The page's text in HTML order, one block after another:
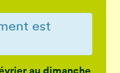
est
au dimanche